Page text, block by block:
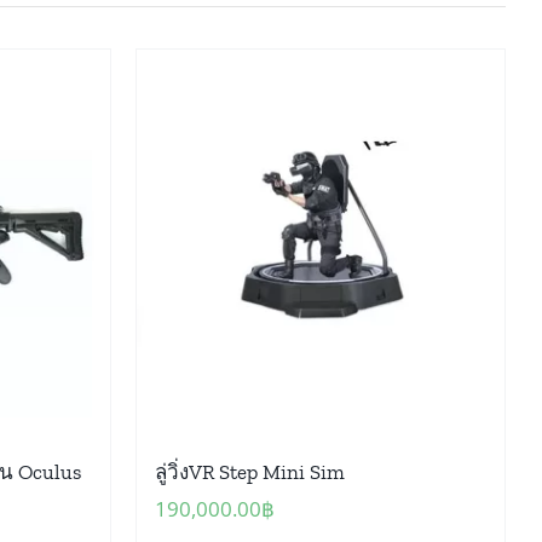
Oculus ลู่วิ่งVR Step Mini Sim
190,000.00฿